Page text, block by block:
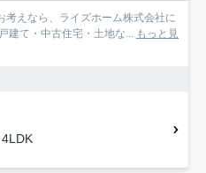
えなら、ライズホーム株式会社に
建て・中古住宅・土地な... もっと見